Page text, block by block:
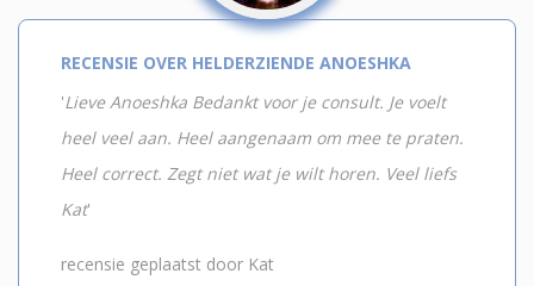
RECENSIE OVER HELDERZIENDE ANOESHKA
'Lieve Anoeshka Bedankt voor je consult. Je voelt
heel veel aan. Heel aangenaam om mee te praten.
Heel correct. Zegt niet wat je wilt horen. Veel liefs
Kat'
recensie geplaatst door Kat